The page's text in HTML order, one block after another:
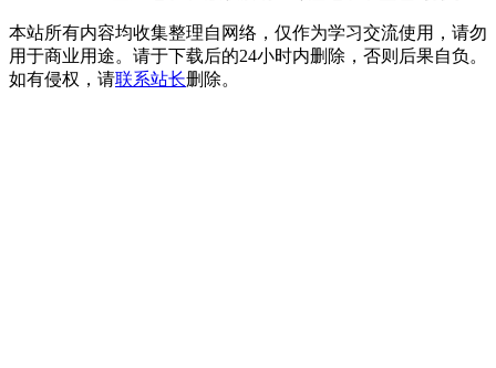
本站所有内容均收集整理自网络，仅作为学习交流使用，请勿
用于商业用途。请于下载后的24小时内删除，否则后果自负。
如有侵权，请联系站长删除。